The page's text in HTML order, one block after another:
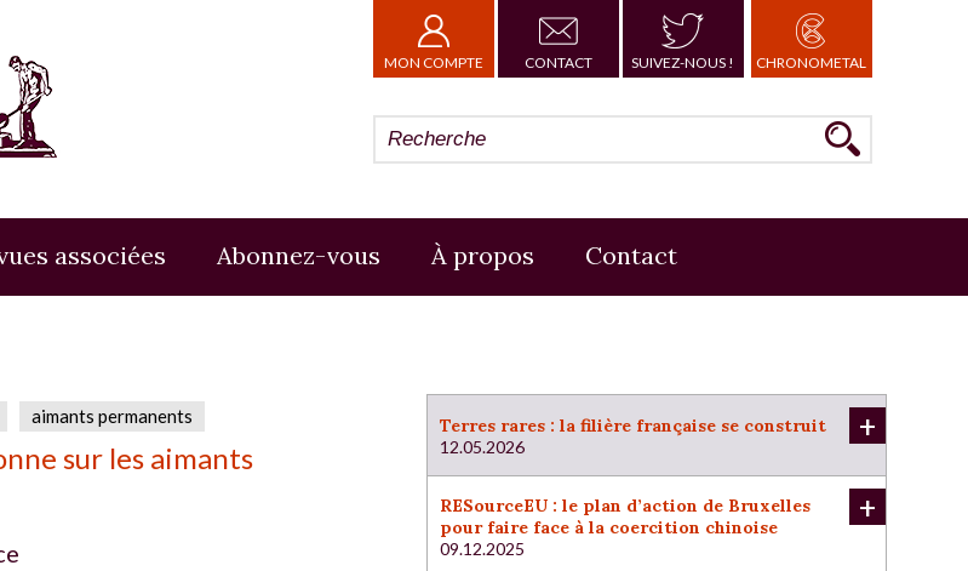
MON COMPTE CONTACT SUIVEZ-NOUS ! CHRONOMETAL
associées Abonnez-vous À propos Contact
aimants permanents
sur les aimants
Terres rares : la filière française se construit
12.05.2026
+
RESourceEU : le plan d’action de Bruxelles
pour faire face à la coercition chinoise
09.12.2025
+